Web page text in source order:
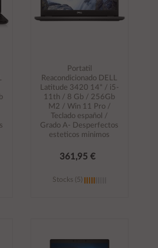
Portatil
Reacondicionado DELL
Latitude 3420 14" / i5-
11th / 8 Gb / 256Gb
M2 / Win 11 Pro /
Teclado español /
Grado A- Desperfectos
esteticos minimos
361,95 €
Stocks (5)
carrito